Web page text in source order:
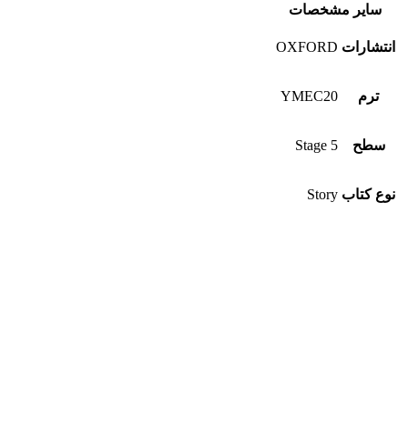
سایر مشخصات
انتشارات OXFORD
ترم YMEC20
سطح Stage 5
نوع کتاب Story